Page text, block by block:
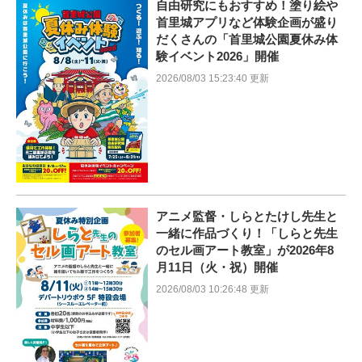
自由研究にもおすすめ！塗り絵や
首里城アプリなど体験企画が盛り
だくさんの「首里城公園夏休み体
験イベント2026」開催
2026/08/03 15:23:40 更新
アニメ監督・しらとたけし先生と
一緒に作品づくり！「しらと先生
のセル画アート教室」が2026年8
月11日（火・祝）開催
2026/08/03 10:26:48 更新